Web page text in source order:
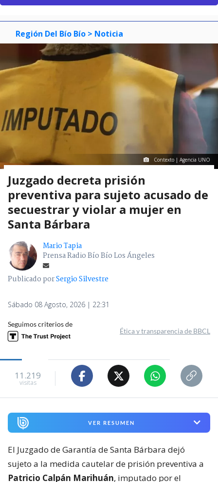
Región Del Bío Bío > Noticia
Contexto | Agencia UNO
Juzgado decreta prisión
preventiva para sujeto acusado de
secuestrar y violar a mujer en
Santa Bárbara
Mario Tapia
Prensa Radio Bío Bío Los Ángeles
Publicado porSergio Silvestre
Sábado 08 Agosto, 2026 | 22:31
Seguimos criterios de
Ética y transparencia de BBCL
11.219
visitas
VER RESUMEN
El Juzgado de Garantía de Santa Bárbara dejó
sujeto a la medida cautelar de prisión preventiva a
Patricio Calpán Marihuán, imputado por el